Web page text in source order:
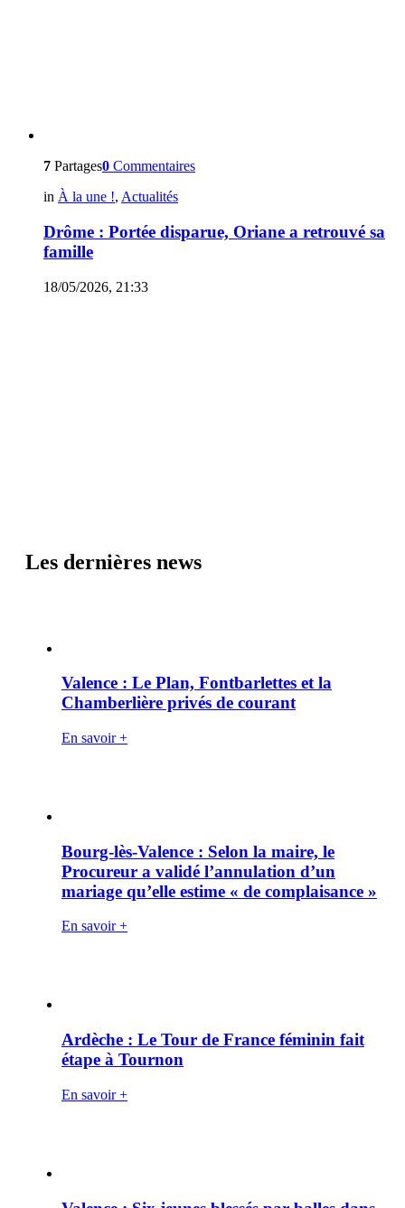
7 Partages0 Commentaires
in À la une !, Actualités
Drôme : Portée disparue, Oriane a retrouvé sa
famille
18/05/2026, 21:33
Les dernières news
Valence : Le Plan, Fontbarlettes et la
Chamberlière privés de courant
En savoir +
Bourg-lès-Valence : Selon la maire, le
Procureur a validé l’annulation d’un
mariage qu’elle estime « de complaisance »
En savoir +
Ardèche : Le Tour de France féminin fait
étape à Tournon
En savoir +